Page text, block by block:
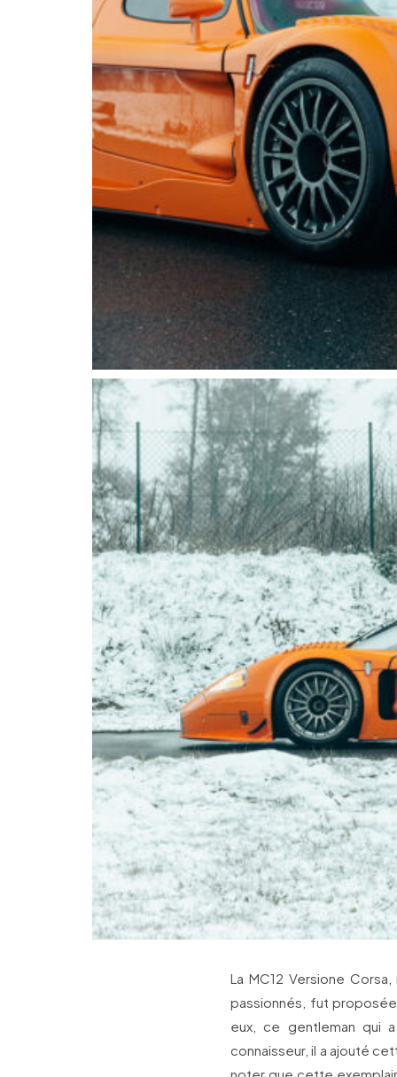
La MC12 Versione
passionnés, fut
eux, ce gentleman qui
connaisseur, il a ajouté